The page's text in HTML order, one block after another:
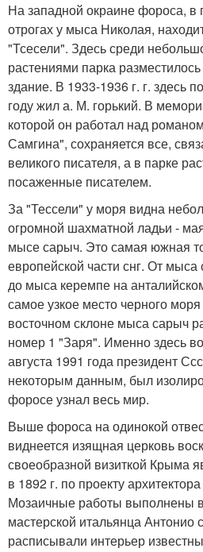
На западной окраине фороса,
отрогах у мыса Николая,
"Тсесели". Здесь среди
растениями парка
здание. В 1933-1936 г. г. здесь
году жил а. М. горький. В
которой он работал над
Самгина", сохраняется все,
великого писателя, а в парке
посаженные писателем.
За "Тессели" у моря видна
огромной шахматной ладьи -
мысе сарыч. Это самая южная
европейской части снг. От
до мыса керемпе на
самое узкое место черного
восточном склоне мыса сарыч
номер 1 "Заря". Именно здесь
августа 1991 года президент
некоторым данным, был
форосе узнал весь мир.
Выше фороса на одинокой
виднеется изящная церковь
своеобразной визиткой Крыма
в 1892 г. по проекту
Мозаичные работы выполнены
мастерской итальянца Антонио
расписывали интерьер